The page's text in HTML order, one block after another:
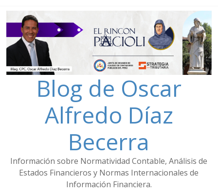
Blog de Oscar
Alfredo Díaz
Becerra
Información sobre Normatividad Contable, Análisis de
Estados Financieros y Normas Internacionales de
Información Financiera.